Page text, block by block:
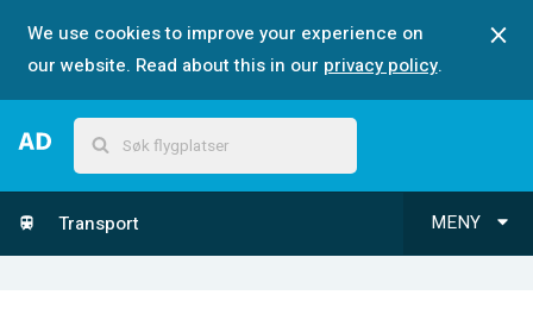
We use cookies to improve your experience on
our website. Read about this in our privacy policy.
MENY
Transport